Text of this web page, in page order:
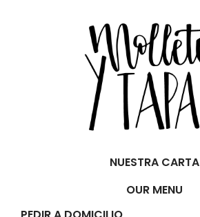
NUESTRA CARTA
OUR MENU